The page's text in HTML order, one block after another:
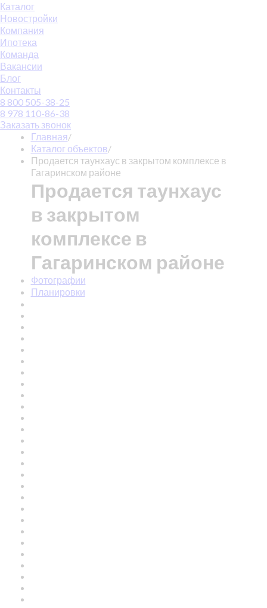
Каталог
Новостройки
Компания
Ипотека
Команда
Вакансии
Блог
Контакты
8 800 505-38-25
8 978 110-86-38
Заказать звонок
Главная/
Каталог объектов/
Продается таунхаус в закрытом комплексе в
Гагаринском районе
Продается таунхаус
в закрытом
комплексе в
Гагаринском районе
Фотографии
Планировки